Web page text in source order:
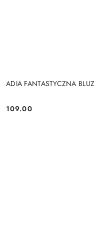
ADIA FANTASTYCZNA
Cena:
109.00